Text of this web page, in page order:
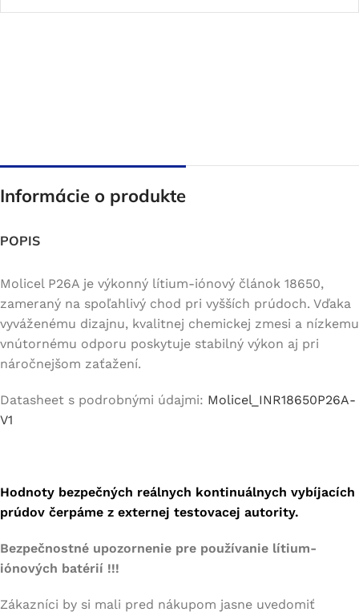
Informácie o produkte
POPIS
Molicel P26A je výkonný lítium-iónový článok 18650,
zameraný na spoľahlivý chod pri vyšších prúdoch. Vďaka
vyváženému dizajnu, kvalitnej chemickej zmesi a nízkemu
vnútornému odporu poskytuje stabilný výkon aj pri
náročnejšom zaťažení.
Datasheet s podrobnými údajmi: Molicel_INR18650P26A-
V1
Hodnoty bezpečných reálnych kontinuálnych vybíjacích
prúdov čerpáme z externej testovacej autority.
Bezpečnostné upozornenie pre používanie lítium-
iónových batérií !!!
Zákazníci by si mali pred nákupom jasne uvedomiť